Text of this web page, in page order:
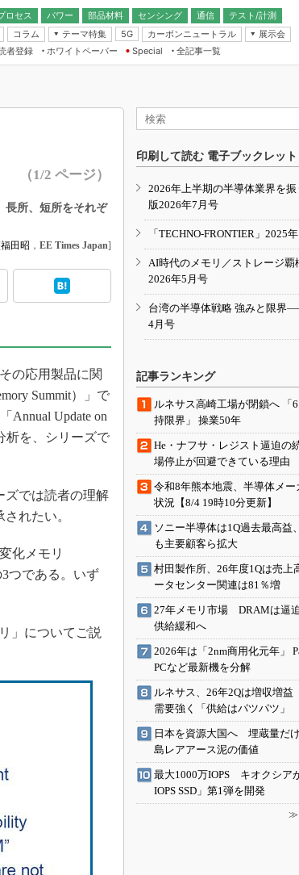
ロセス パワー 部品材料 センシング
通信
無線
テスト/計測
コラム
テーマ特集
）
5G カーボンニュートラル
展示会
IoT・エッジコンピューティング
EXPO
TECHNO-FRONTIER
人とくるま展
者登録 ホワイトペーパー
Special
全記事一覧
（1/2 ページ）
長所、短所をそれぞ
[福田昭 ， EE Times Japan]
の応用製品に関
Summit）」で
Annual Update on
析を、シリーズで
では読者の理解
れたい。
化メモリ
つである。いず
」についてご説
印刷して読む 電子ブックレット
2026年上半期の半導体業界を
版2026年7月号
「TECHNO-FRONTIER」2025
AI時代のメモリ／ストレージ
2026年5月号
台湾の半導体戦略 強みと限界
4月号
記事ランキング
ルネサス高崎工場が閉鎖へ 「
持限界」 操業50年
He・ナフサ・レジスト逼迫
場停止が回避できている理由
令和8年熊本地震、半導体メ
状況【8/4 19時10分更新】
ソニー半導体は1Q過去最高益
も主要顧客ら拡大
村田製作所、26年度1Qは売
ータセンター関連は81％増
27年メモリ市場 DRAMは逼
供給緩和へ
2026年は「2nm商用化元年」
PCなど最新機を分解
ルネサス、26年2Qは増収増
需要強く「供給はパツパツ」
日本を資源大国へ 埋蔵量だ
島レアアース泥の価値
最大1000万IOPS キオクシア
IOPS SSD」第1弾を開発
≫